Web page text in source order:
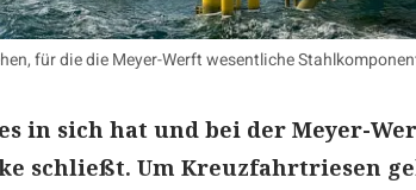
für die die Meyer-Werft wesentliche
in sich hat und bei der Meyer-
schließt. Um Kreuzfahrtriesen